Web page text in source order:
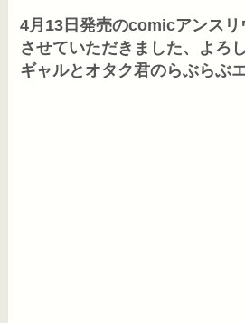
4月13日発売のcomicアンスリ
させていただきました、よろ
ギャルとオタク君のらぶらぶ